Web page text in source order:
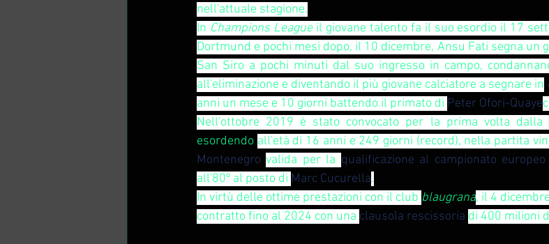
nell'attuale stagione.
In Champions League il giovane talento fa il suo esordio il 17
Dortmund e pochi mesi dopo, il 10 dicembre, Ansu Fati segna un
San Siro a pochi minuti dal suo ingresso in campo,
all'eliminazione e diventando il più giovane calciatore a segnare in
anni un mese e 10 giorni battendo il primato di Peter Ofori-Quaye
Nell'ottobre 2019 è stato convocato per la prima volta dalla
esordendo
Montenegro valida per la qualificazione al campionato
all'80º al posto di Marc Cucurella.
In virtù delle ottime prestazioni con il club blaugrana, il 4
contratto fino al 2024 con una clausola rescissoria di 400 milioni